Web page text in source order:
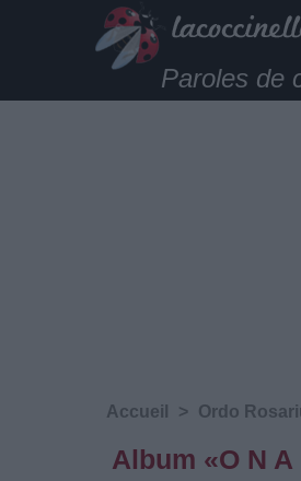
Paroles de
Accueil > Ordo
Album «O N